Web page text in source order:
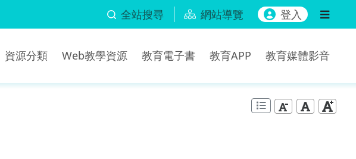
全站搜尋 網站導覽 登入
資源分類 Web教學資源 教育電子書 教育APP 教育媒體影音